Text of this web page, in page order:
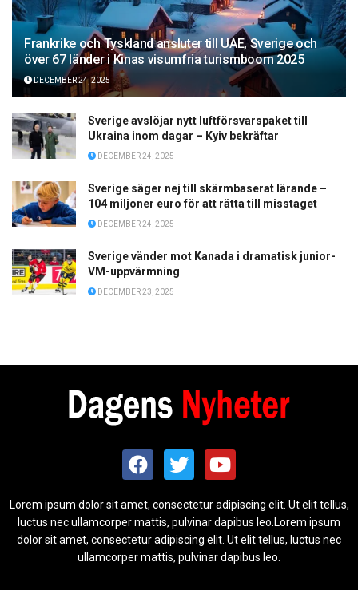
Frankrike och Tyskland ansluter till UAE, Sverige och
över 67 länder i Kinas visumfria turismboom 2025
DECEMBER 24, 2025
Sverige avslöjar nytt luftförsvarspaket till
Ukraina inom dagar – Kyiv bekräftar
DECEMBER 24, 2025
Sverige säger nej till skärmbaserat lärande –
104 miljoner euro för att rätta till misstaget
DECEMBER 24, 2025
Sverige vänder mot Kanada i dramatisk junior-
VM-uppvärmning
DECEMBER 23, 2025
Lorem ipsum dolor sit amet, consectetur adipiscing elit. Ut elit tellus,
luctus nec ullamcorper mattis, pulvinar dapibus leo.Lorem ipsum
dolor sit amet, consectetur adipiscing elit. Ut elit tellus, luctus nec
ullamcorper mattis, pulvinar dapibus leo.